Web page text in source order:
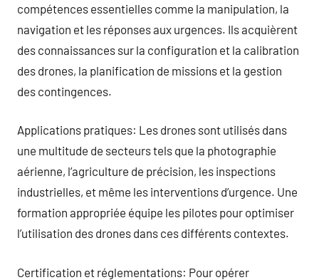
compétences essentielles comme la manipulation, la
navigation et les réponses aux urgences. Ils acquièrent
des connaissances sur la configuration et la calibration
des drones, la planification de missions et la gestion
des contingences.
Applications pratiques: Les drones sont utilisés dans
une multitude de secteurs tels que la photographie
aérienne, l’agriculture de précision, les inspections
industrielles, et même les interventions d’urgence. Une
formation appropriée équipe les pilotes pour optimiser
l’utilisation des drones dans ces différents contextes.
Certification et réglementations: Pour opérer